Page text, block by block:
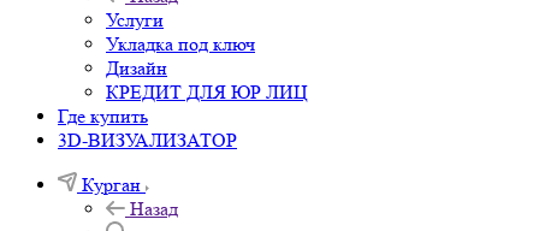
Услуги
Укладка под ключ
Дизайн
КРЕДИТ ДЛЯ ЮР ЛИЦ
Где купить
3D-ВИЗУАЛИЗАТОР
Курган
Назад